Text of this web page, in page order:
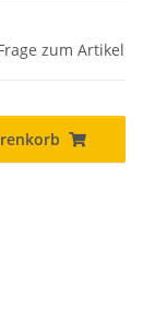
zum Artikel